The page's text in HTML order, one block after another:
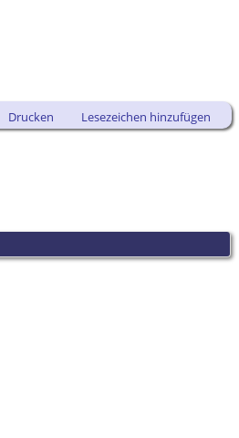
Drucken Lesezeichen hinzufügen